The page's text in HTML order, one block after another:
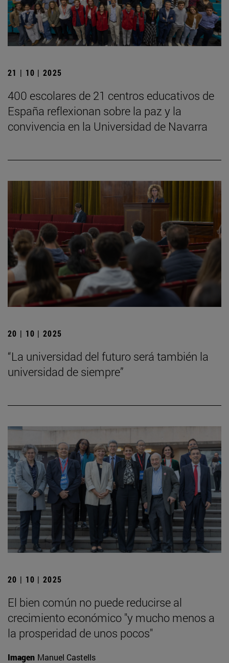
21 | 10 | 2025
400 escolares de 21 centros educativos de
España reflexionan sobre la paz y la
convivencia en la Universidad de Navarra
20 | 10 | 2025
“La universidad del futuro será también la
universidad de siempre”
20 | 10 | 2025
El bien común no puede reducirse al
crecimiento económico "y mucho menos a
la prosperidad de unos pocos"
Imagen Manuel Castells